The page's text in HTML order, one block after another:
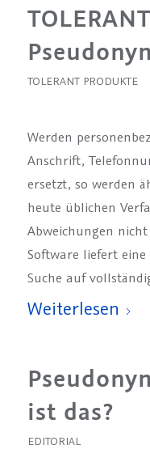
TOLERANT PRODUKTE
Werden
Anschrift,
ersetzt, so werden
heute üblichen
Abweichungen
Software liefert
Suche auf
Weiterlesen
ist das?
EDITORIAL